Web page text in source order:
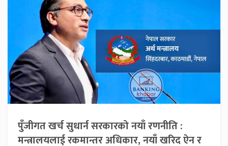
पुँजीगत खर्च सुधार्न सरकारको नयाँ रणनीति :
मन्त्रालयलाई रकमान्तर अधिकार, नयाँ खरिद ऐन र